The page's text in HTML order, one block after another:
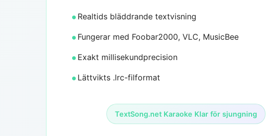
Realtids bläddrande textvisning
Fungerar med Foobar2000, VLC, MusicBee
Exakt millisekundprecision
Lättvikts .lrc-filformat
TextSong.net Karaoke Klar för sjungning